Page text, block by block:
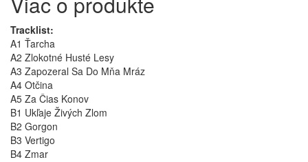
Tracklist:
A1 Ťarcha
A2 Zlokotné Husté Lesy
A3 Zapozeral Sa Do Mňa Mráz
A4 Otčina
A5 Za Čias Konov
B1 Ukľaje Živých Zlom
B2 Gorgon
B3 Vertigo
B4 Zmar